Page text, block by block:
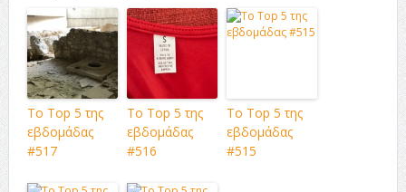
Το Top 5 της
εβδομάδας
#517
Το Top 5 της
εβδομάδας
#516
Το Top 5 της
εβδομάδας
#515